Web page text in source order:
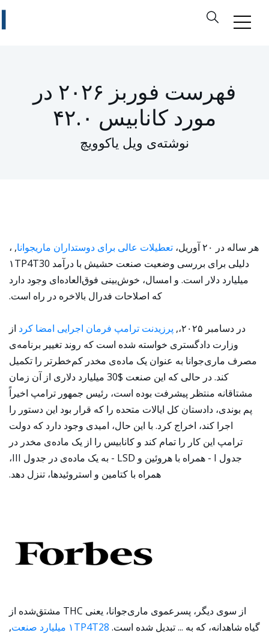
فهرست فوربز ۲۰۲۶ در
مورد کانابیس ۴۲.۰
نوشته‌ی ویل یاکوویچ
هر ساله در ۲۰ آوریل، تعطیلات عالی برای دوستداران ماریجوانا, ،
دلیلی برای بررسی وضعیت صنعت حشیش با درآمد ۱TP4T30
میلیارد دلار است. و امسال، خوش‌بینی فوق‌العاده‌ای وجود دارد
که اصلاحات فدرال بالاخره در راه است.
در دسامبر ۲۰۲۵،, پرزیدنت ترامپ فرمان اجرایی امضا کرد از
وزارت دادگستری خواسته شده است که روند تغییر برنامه‌ی
مصرف ماری‌جوانا به عنوان یک ماده‌ی مخدر کم‌خطرتر را تکمیل
کند. در حالی که این صنعت $30 میلیارد دلاری از آن زمان
مشتاقانه منتظر پیشرفت بوده است، رئیس جمهور ترامپ اخیراً
پم بوندی، دادستان کل ایالات متحده را که قرار بود این دستور را
اجرا کند، اخراج کرد. با این حال، امیدی وجود دارد که دولت
ترامپ این کار را تمام کند و کانابیس را از یک ماده‌ی مخدر در
جدول I - همراه با هروئین و LSD - به یک ماده‌ی در جدول III،
همراه با کتامین و استروئیدها، تنزل دهد.
از سوی دیگر، پسرعموی ماری‌جوانا، یعنی THC مشتق‌شده از
گیاه شاهدانه، که به ... تبدیل شده است. ۱TP4T28 میلیارد صنعت
,